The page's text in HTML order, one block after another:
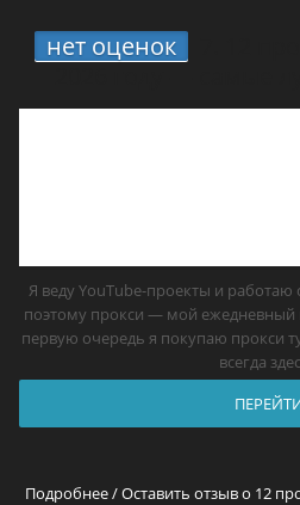
нет оценок
Я веду YouTube-проекты и работаю
поэтому прокси — мой ежедневный
первую очередь я покупаю прокси
всегда
Подробнее / Оставить отзыв о 12